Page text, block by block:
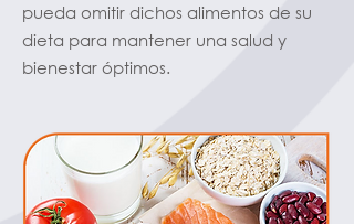
pueda omitir dichos alimentos de su
dieta para mantener una salud y
bienestar óptimos.